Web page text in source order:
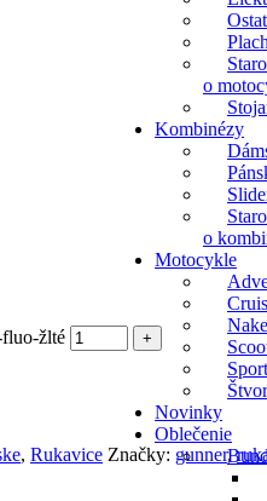
o
Kombinézy
o
Motocykle
Sport
Novinky
Oblečenie
žlté
, Rukavice Značky: gunner,